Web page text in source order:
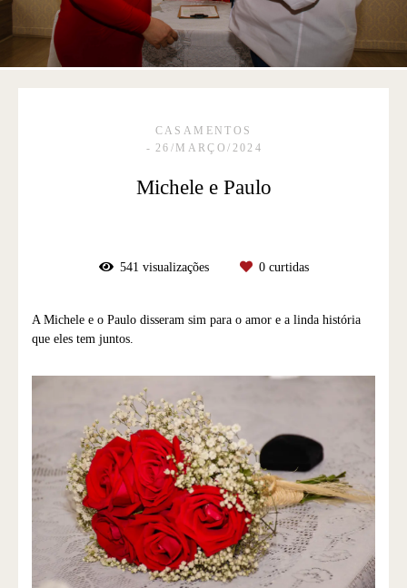
CASAMENTOS
26/MARÇO/2024
Michele e Paulo
541 visualizações 0curtidas
A Michele e o Paulo disseram sim para o amor e a linda história
que eles tem juntos.